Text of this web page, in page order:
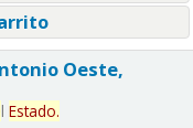
Oeste,
l Estado.